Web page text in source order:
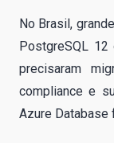
No Brasil,
PostgreSQL
precisaram
compliance e
Azure Database